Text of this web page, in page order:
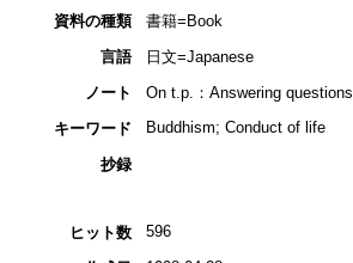
資料の種類
書籍=Book
言語
日文=Japanese
ノート
On t.p.：Answering questions
キーワード
Buddhism; Conduct of life
抄録
ヒット数 596